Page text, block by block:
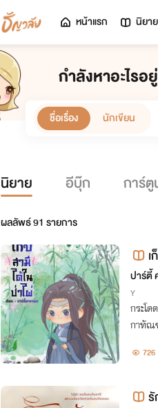
หน้าแรก นิยาย
กำลังหาอะไรอ
ชื่อเรื่อง นักเขียน
นิยาย อีบุ๊ก การ์
ผลลัพธ์91 รายการ
ปาร์ตี้
Y
กระโ
กาทัณ
รอด726